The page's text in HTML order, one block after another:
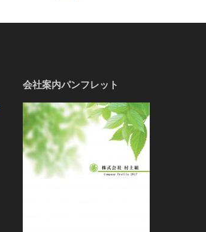
会社案内パンフレット